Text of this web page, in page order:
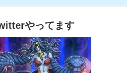
やってます